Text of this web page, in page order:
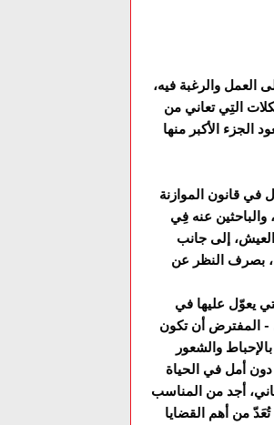
العمل والرغبة فيه،
التِي تعاني من
الجزء الأكبر منها
في قانون الموازنة
والباحثين عنه فِي
إلى جانب
بصرف النظر عن
يعوّل عليها في
- المفترض أن تكون
والشعور
أجد من المناسب
من أهم القضايا